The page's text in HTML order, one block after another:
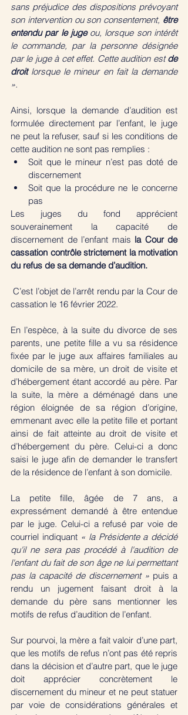
sans préjudice des dispositions prévoyant
son intervention ou son consentement, être
entendu par le juge ou, lorsque son intérêt
le commande, par la personne désignée
par le juge à cet effet. Cette audition est de
droit lorsque le mineur en fait la demande
».
Ainsi, lorsque la demande d’audition est
formulée directement par l’enfant, le juge
ne peut la refuser, sauf si les conditions de
cette audition ne sont pas remplies :
Soit que le mineur n’est pas doté de
discernement
Soit que la procédure ne le concerne
pas
Les juges du fond apprécient
souverainement la capacité de
discernement de l’enfant mais la Cour de
cassation contrôle strictement la motivation
du refus de sa demande d’audition.
C’est l’objet de l’arrêt rendu par la Cour de
cassation le 16 février 2022.
En l’espèce, à la suite du divorce de ses
parents, une petite fille a vu sa résidence
fixée par le juge aux affaires familiales au
domicile de sa mère, un droit de visite et
d’hébergement étant accordé au père. Par
la suite, la mère a déménagé dans une
région éloignée de sa région d’origine,
emmenant avec elle la petite fille et portant
ainsi de fait atteinte au droit de visite et
d’hébergement du père. Celui-ci a donc
saisi le juge afin de demander le transfert
de la résidence de l’enfant à son domicile.
La petite fille, âgée de 7 ans, a
expressément demandé à être entendue
par le juge. Celui-ci a refusé par voie de
courriel indiquant « la Présidente a décidé
qu'il ne sera pas procédé à l'audition de
l'enfant du fait de son âge ne lui permettant
pas la capacité de discernement » puis a
rendu un jugement faisant droit à la
demande du père sans mentionner les
motifs de refus d’audition de l’enfant.
Sur pourvoi, la mère a fait valoir d’une part,
que les motifs de refus n’ont pas été repris
dans la décision et d’autre part, que le juge
doit apprécier concrètement le
discernement du mineur et ne peut statuer
par voie de considérations générales et